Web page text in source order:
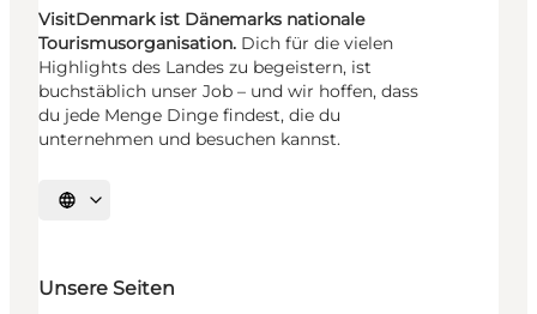
VisitDenmark ist Dänemarks nationale
Tourismusorganisation. Dich für die vielen
Highlights des Landes zu begeistern, ist
buchstäblich unser Job – und wir hoffen, dass
du jede Menge Dinge findest, die du
unternehmen und besuchen kannst.
Sprache auswählen
Unsere Seiten